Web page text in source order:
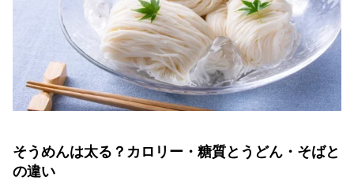
そうめんは太る？カロリー・糖質とうどん・そばと
の違い